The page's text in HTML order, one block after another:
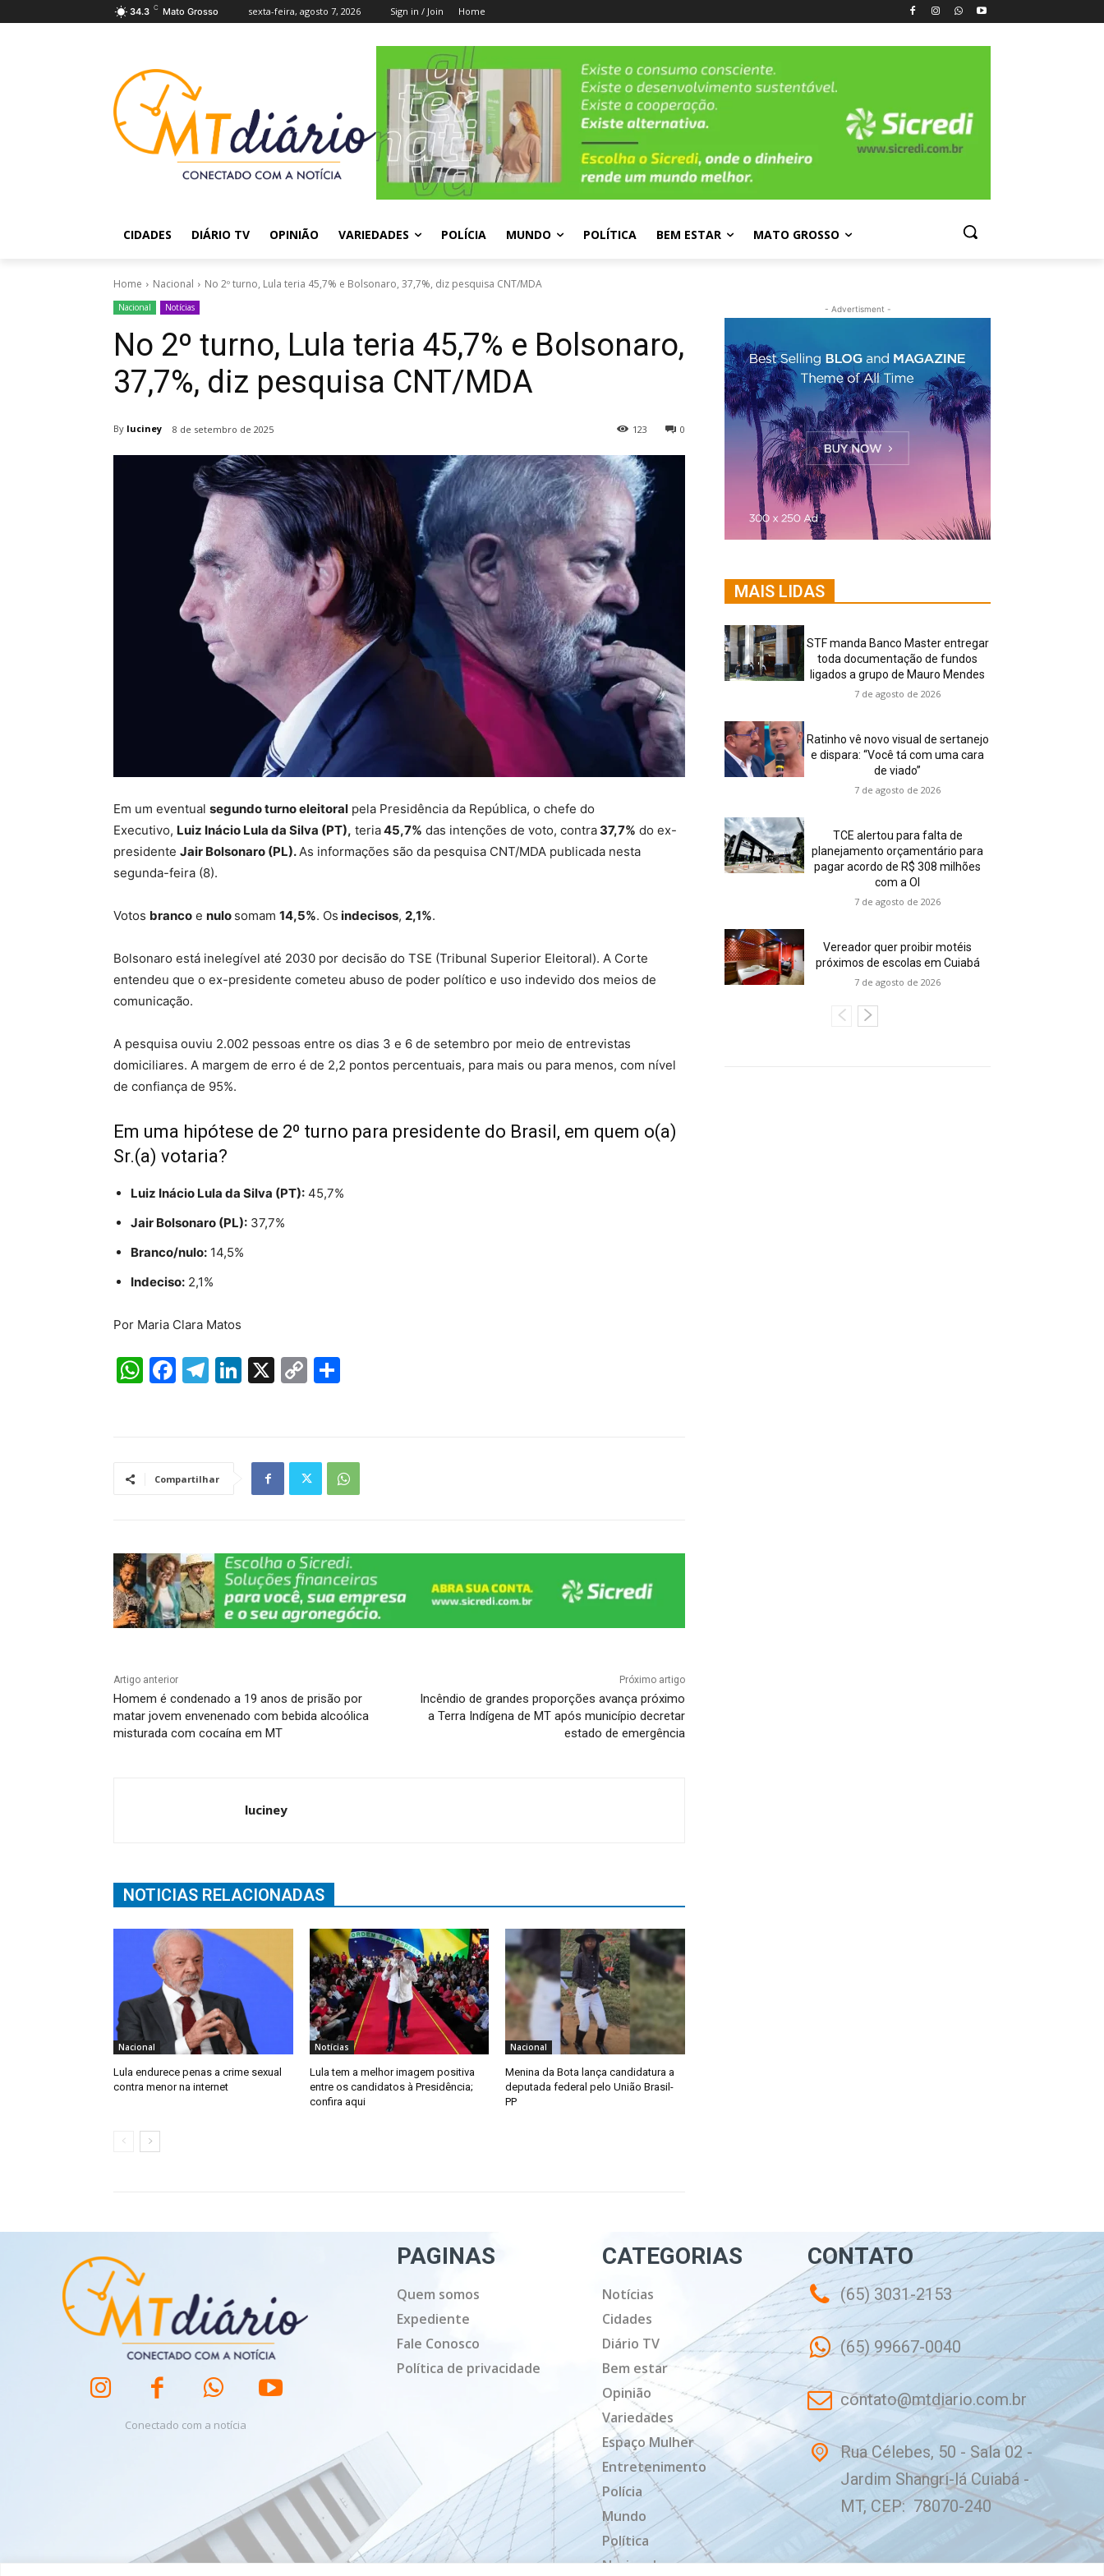
34.3 C Mato Grosso sexta-feira, agosto 7, 2026 Sign in / Join Home
CIDADES DIÁRIO TV OPINIÃO VARIEDADES POLÍCIA MUNDO POLÍTICA BEM ESTAR MATO GROSSO
Home Nacional No 2º turno, Lula teria 45,7% e Bolsonaro, 37,7%, diz pesquisa CNT/MDA
Nacional Notícias
No 2º turno, Lula teria 45,7% e Bolsonaro,
37,7%, diz pesquisa CNT/MDA
By luciney 8 de setembro de 2025 0
123
Em um eventual segundo turno eleitoral pela Presidência da República, o chefe do
Executivo, Luiz Inácio Lula da Silva (PT), teria45,7% das intenções de voto, contra 37,7% do ex-
presidente Jair Bolsonaro (PL).As informações são da pesquisa CNT/MDA publicada nesta
segunda-feira (8).
Votos branco e nulo somam 14,5%. Os indecisos, 2,1%.
Bolsonaro está inelegível até 2030 por decisão do TSE (Tribunal Superior Eleitoral). A Corte
entendeu que o ex-presidente cometeu abuso de poder político e uso indevido dos meios de
comunicação.
A pesquisa ouviu 2.002 pessoas entre os dias 3 e 6 de setembro por meio de entrevistas
domiciliares. A margem de erro é de 2,2 pontos percentuais, para mais ou para menos, com nível
de confiança de 95%.
Em uma hipótese de 2º turno para presidente do Brasil, em quem o(a)
Sr.(a) votaria?
Luiz Inácio Lula da Silva (PT): 45,7%
Jair Bolsonaro (PL): 37,7%
Branco/nulo: 14,5%
Indeciso: 2,1%
Por Maria Clara Matos
W
A
F
b
k
T
a
Li
n
X
C
Li
n
Compartilhar
Artigo anterior
Homem é condenado a 19 anos de prisão por
matar jovem envenenado com bebida alcoólica
misturada com cocaína em MT
Próximo artigo
Incêndio de grandes proporções avança próximo
a Terra Indígena de MT após município decretar
estado de emergência
luciney
NOTICIAS RELACIONADAS
Nacional
Lula endurece penas a crime sexual
contra menor na internet
Notícias
Lula tem a melhor imagem positiva
entre os candidatos à Presidência;
confira aqui
Nacional
Menina da Bota lança candidatura a
deputada federal pelo União Brasil-
PP
- Advertisment -
MAIS LIDAS
STF manda Banco Master entregar
toda documentação de fundos
ligados a grupo de Mauro Mendes
7 de agosto de 2026
Ratinho vê novo visual de sertanejo
e dispara: “Você tá com uma cara
de viado”
7 de agosto de 2026
TCE alertou para falta de
planejamento orçamentário para
pagar acordo de R$ 308 milhões
com a OI
7 de agosto de 2026
Vereador quer proibir motéis
próximos de escolas em Cuiabá
7 de agosto de 2026
Conectado com a notícia
PAGINAS
Quem somos
Expediente
Fale Conosco
Política de privacidade
CATEGORIAS
Notícias
Cidades
Diário TV
Bem estar
Opinião
Variedades
Espaço Mulher
Entretenimento
Polícia
Mundo
Política
Nacional
CONTATO
(65) 3031-2153
(65) 99667-0040
contato@mtdiario.com.br
Rua Célebes, 50 - Sala 02 -
Jardim Shangri-lá Cuiabá -
MT, CEP: 78070-240